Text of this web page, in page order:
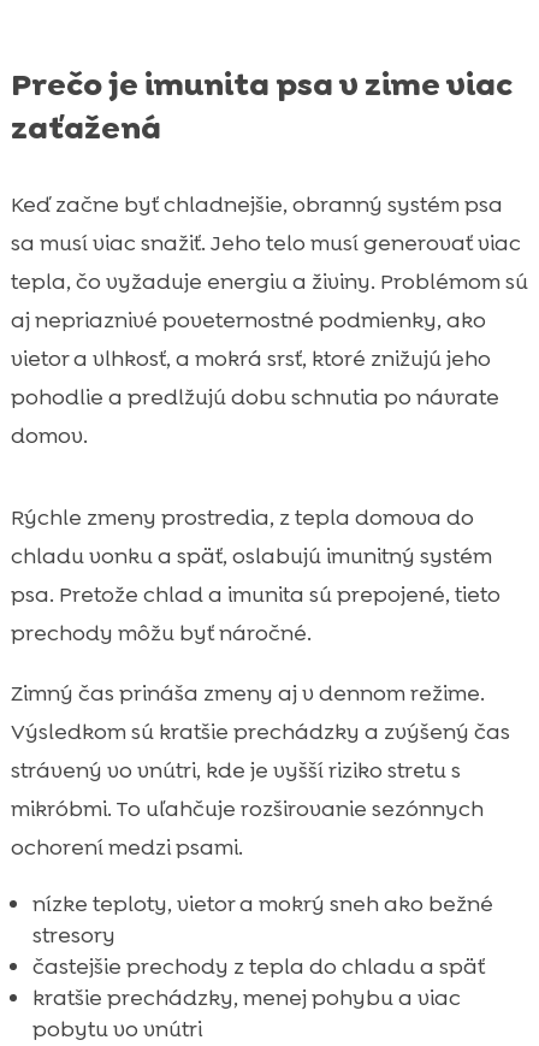
Prečo je imunita psa v zime viac
zaťažená
Keď začne byť chladnejšie, obranný systém psa
sa musí viac snažiť. Jeho telo musí generovať viac
tepla, čo vyžaduje energiu a živiny. Problémom sú
aj nepriaznivé poveternostné podmienky, ako
vietor a vlhkosť, a mokrá srsť, ktoré znižujú jeho
pohodlie a predlžujú dobu schnutia po návrate
domov.
Rýchle zmeny prostredia, z tepla domova do
chladu vonku a späť, oslabujú imunitný systém
psa. Pretože chlad a imunita sú prepojené, tieto
prechody môžu byť náročné.
Zimný čas prináša zmeny aj v dennom režime.
Výsledkom sú kratšie prechádzky a zvýšený čas
strávený vo vnútri, kde je vyšší riziko stretu s
mikróbmi. To uľahčuje rozširovanie sezónnych
ochorení medzi psami.
nízke teploty, vietor a mokrý sneh ako bežné
stresory
častejšie prechody z tepla do chladu a späť
kratšie prechádzky, menej pohybu a viac
pobytu vo vnútri